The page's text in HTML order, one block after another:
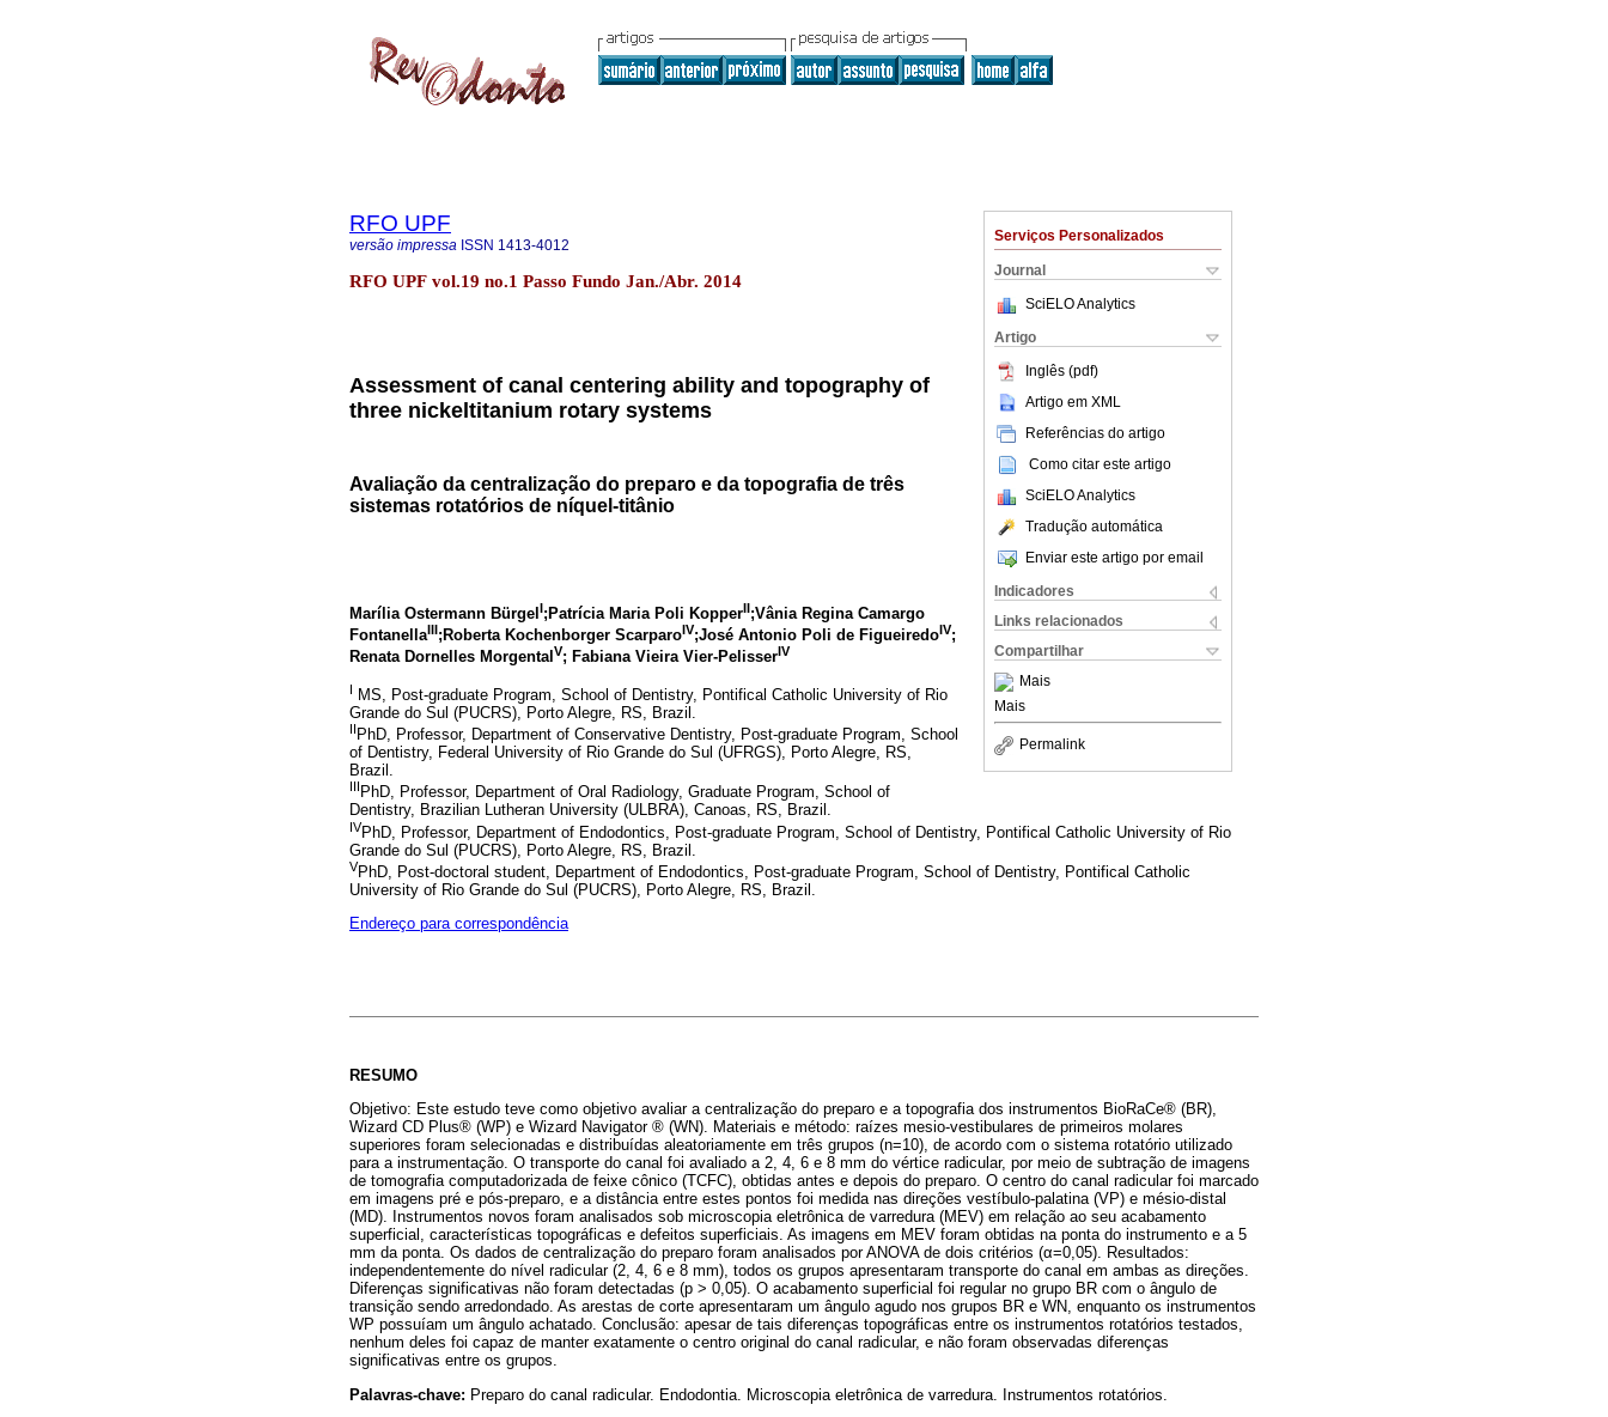
Serviços Personalizados
Journal
SciELO Analytics
Artigo
Inglês (pdf)
Artigo em XML
Referências do artigo
Como citar este artigo
SciELO Analytics
Tradução automática
Enviar este artigo por email
Indicadores
Links relacionados
Compartilhar
Mais
Mais
Permalink
RFO UPF
versão impressa ISSN 1413-4012
RFO UPF vol.19 no.1 Passo Fundo Jan./Abr. 2014
Assessment of canal centering ability and topography of
three nickeltitanium rotary systems
Avaliação da centralização do preparo e da topografia de três
sistemas rotatórios de níquel-titânio
Marília Ostermann BürgelI;Patrícia Maria Poli KopperII;Vânia Regina Camargo
FontanellaIII;Roberta Kochenborger ScarparoIV;José Antonio Poli de FigueiredoIV;
Renata Dornelles Morgental V; Fabiana Vieira Vier-PelisserIV
I MS, Post-graduate Program, School of Dentistry, Pontifical Catholic University of Rio
Grande do Sul (PUCRS), Porto Alegre, RS, Brazil.
II PhD, Professor, Department of Conservative Dentistry, Post-graduate Program, School
of Dentistry, Federal University of Rio Grande do Sul (UFRGS), Porto Alegre, RS,
Brazil.
III PhD, Professor, Department of Oral Radiology, Graduate Program, School of
Dentistry, Brazilian Lutheran University (ULBRA), Canoas, RS, Brazil.
IVPhD, Professor, Department of Endodontics, Post-graduate Program, School of Dentistry, Pontifical Catholic University of Rio
Grande do Sul (PUCRS), Porto Alegre, RS, Brazil.
VPhD, Post-doctoral student, Department of Endodontics, Post-graduate Program, School of Dentistry, Pontifical Catholic
University of Rio Grande do Sul (PUCRS), Porto Alegre, RS, Brazil.
Endereço para correspondência
RESUMO
Objetivo: Este estudo teve como objetivo avaliar a centralização do preparo e a topografia dos instrumentos BioRaCe® (BR),
Wizard CD Plus® (WP) e Wizard Navigator ® (WN). Materiais e método: raízes mesio-vestibulares de primeiros molares
superiores foram selecionadas e distribuídas aleatoriamente em três grupos (n=10), de acordo com o sistema rotatório utilizado
para a instrumentação. O transporte do canal foi avaliado a 2, 4, 6 e 8 mm do vértice radicular, por meio de subtração de imagens
de tomografia computadorizada de feixe cônico (TCFC), obtidas antes e depois do preparo. O centro do canal radicular foi marcado
em imagens pré e pós-preparo, e a distância entre estes pontos foi medida nas direções vestíbulo-palatina (VP) e mésio-distal
(MD). Instrumentos novos foram analisados sob microscopia eletrônica de varredura (MEV) em relação ao seu acabamento
superficial, características topográficas e defeitos superficiais. As imagens em MEV foram obtidas na ponta do instrumento e a 5
mm da ponta. Os dados de centralização do preparo foram analisados por ANOVA de dois critérios (α=0,05). Resultados:
independentemente do nível radicular (2, 4, 6 e 8 mm), todos os grupos apresentaram transporte do canal em ambas as direções.
Diferenças significativas não foram detectadas (p > 0,05). O acabamento superficial foi regular no grupo BR com o ângulo de
transição sendo arredondado. As arestas de corte apresentaram um ângulo agudo nos grupos BR e WN, enquanto os instrumentos
WP possuíam um ângulo achatado. Conclusão: apesar de tais diferenças topográficas entre os instrumentos rotatórios testados,
nenhum deles foi capaz de manter exatamente o centro original do canal radicular, e não foram observadas diferenças
significativas entre os grupos.
Palavras-chave: Preparo do canal radicular. Endodontia. Microscopia eletrônica de varredura. Instrumentos rotatórios.